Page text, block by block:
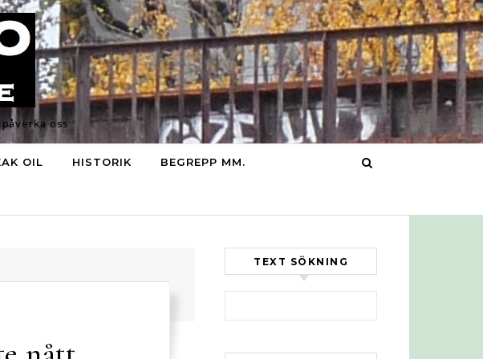
oss
OIL HISTORIK BEGREPP MM.
TEXT SÖKNING